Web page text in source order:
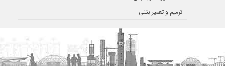
ترمیم و تعمیر بتنی